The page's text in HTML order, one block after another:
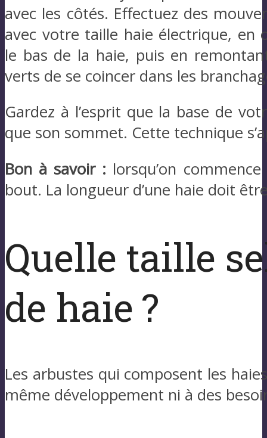
avec les côtés. Effectuez des
avec votre taille haie électrique, en
le bas de la haie, puis en
verts de se coincer dans les
Gardez à l’esprit que la base de
que son sommet. Cette technique
Bon à savoir : lorsqu’on
bout. La longueur d’une haie doit
Quelle taille
de haie ?
Les arbustes qui composent les
même développement ni à des